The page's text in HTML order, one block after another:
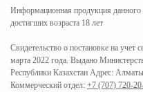
Информационная продукция данного
достигших возраста 18 лет
Свидетельство о постановке на
марта 2022 года. Выдано
Республики Казахстан Адрес:
Коммерческий отдел: +7 (707) 720-